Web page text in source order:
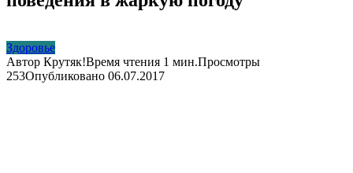
Здоровье
Автор Крутяк!Время чтения 1 мин.Просмотры
253Опубликовано 06.07.2017